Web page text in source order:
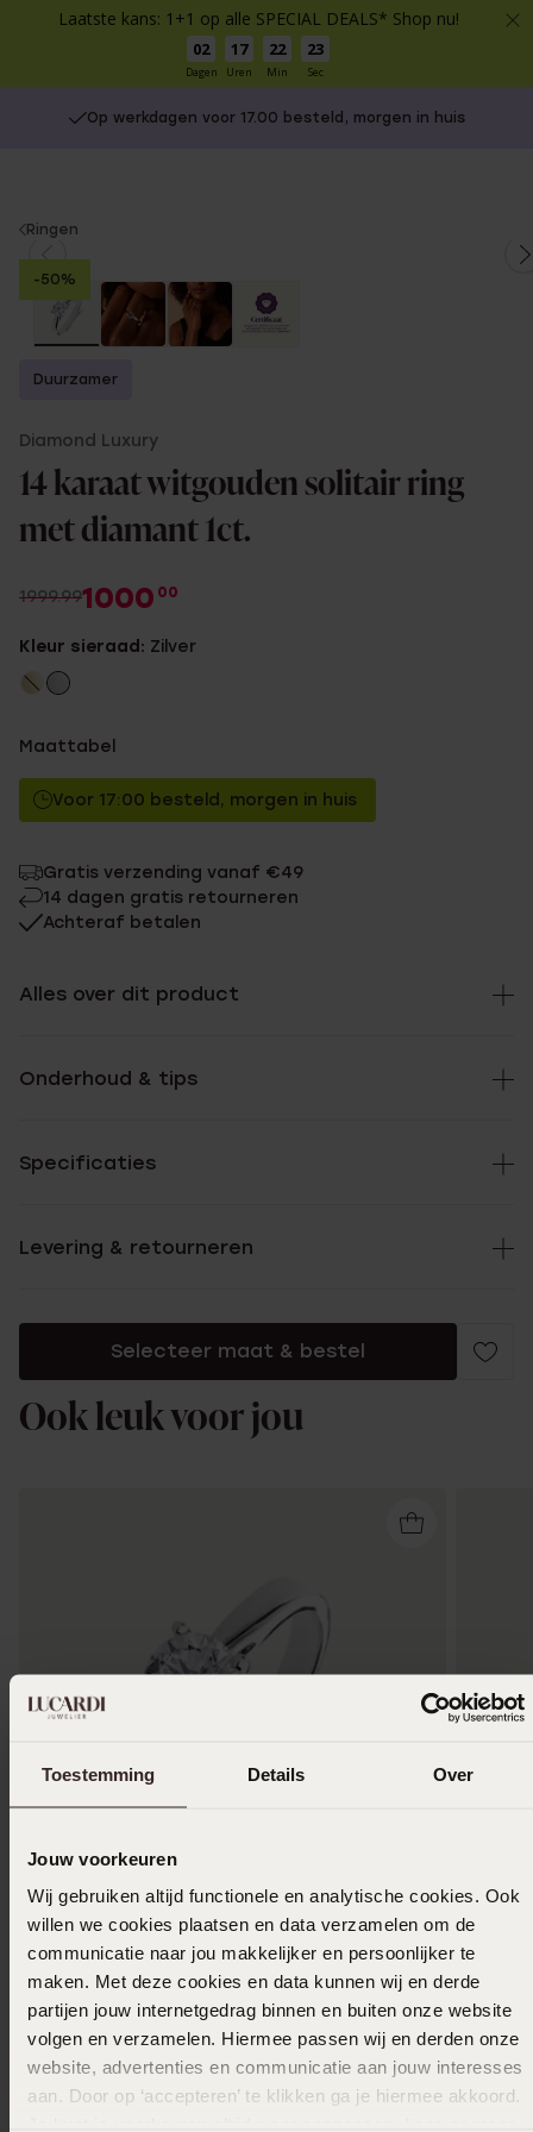
Laatste kans: 1+1 op alle SPECIAL DEALS* Shop nu!
02
Dagen
17
Uren
22
Min
23
Sec
Toestemming Details Over
Jouw voorkeuren
Wij gebruiken altijd functionele en analytische cookies. Ook
willen we cookies plaatsen en data verzamelen om de
communicatie naar jou makkelijker en persoonlijker te
maken. Met deze cookies en data kunnen wij en derde
partijen jouw internetgedrag binnen en buiten onze website
volgen en verzamelen. Hiermee passen wij en derden onze
website, advertenties en communicatie aan jouw interesses
aan. Door op ‘accepteren’ te klikken ga je hiermee akkoord.
Op werkdagen voor 17.00 besteld, morgen in huis
You
are
here:
Ringen
-50%
Duurzamer
Diamond Luxury
14 karaat witgouden solitair ring
met diamant 1ct.
1999.991000 00
Kleur sieraad: Zilver
Maattabel
Voor 17:00 besteld, morgen in huis
Gratis verzending vanaf €49
14 dagen gratis retourneren
Achteraf betalen
Alles over dit product
Onderhoud & tips
Specificaties
Levering & retourneren
Selecteer maat & bestel
Ook leuk voor jou
14 karaat witgouden solitair ring met diamant
1999.991000
14
0,08ct
749.99
Anderen kochten ook